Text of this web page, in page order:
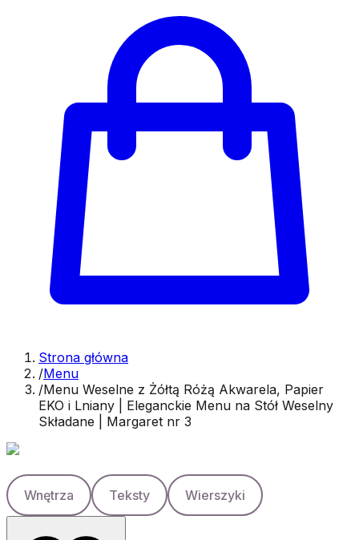
Strona główna
/Menu
/Menu Weselne z Żółtą Różą Akwarela, Papier
EKO i Lniany | Eleganckie Menu na Stół Weselny
Składane | Margaret nr 3
Wnętrza Teksty Wierszyki